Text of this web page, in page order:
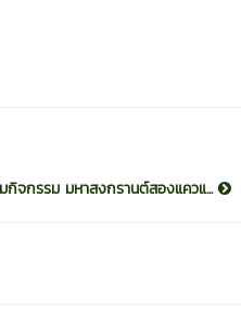
จกรรม มหาสงกรานต์สองแควแ...